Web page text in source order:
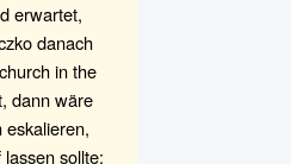
erwartet,
danach
in the
dann wäre
sollte: